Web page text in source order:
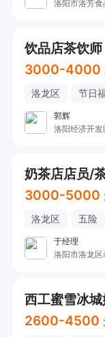
洛阳市洛芳食
饮品店茶饮师
3000-4000
洛龙区 节日
郭辉
洛阳经济开
奶茶店店员/
3000-5000
洛龙区 五险
于经理
洛阳市洛龙
西工蜜雪冰
2600-4500